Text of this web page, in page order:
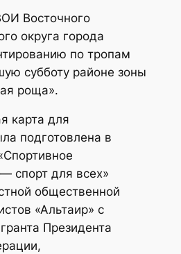
Восточного
округа города
по тропам
субботу районе зоны
роща».
карта для
подготовлена в
спорт для всех»
общественной
«Альтаир» с
Президента